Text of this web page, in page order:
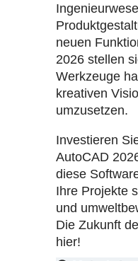
neuen
2026 stellen
Werkzeuge
kreativen
umzusetzen.
Investieren
AutoCAD
diese
Ihre Projekte
und
Die Zukunft
hier!